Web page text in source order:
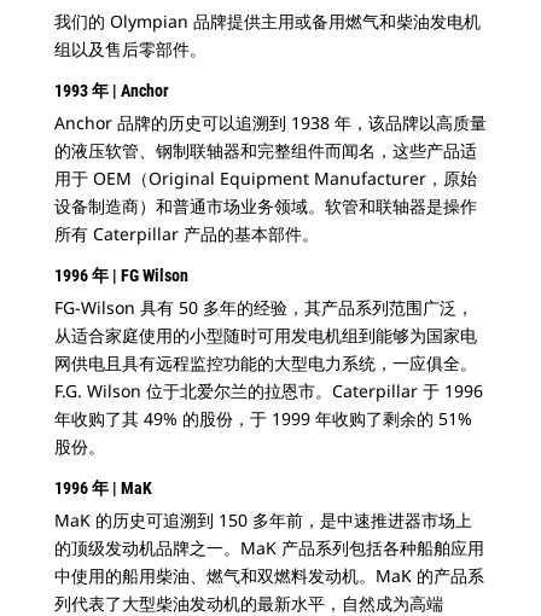
我们的 Olympian 品牌提供主用或备用燃气和柴油发电机
组以及售后零部件。
1993 年 | Anchor
Anchor 品牌的历史可以追溯到 1938 年，该品牌以高质量
的液压软管、钢制联轴器和完整组件而闻名，这些产品适
用于 OEM（Original Equipment Manufacturer，原始
设备制造商）和普通市场业务领域。软管和联轴器是操作
所有 Caterpillar 产品的基本部件。
1996 年 | FG Wilson
FG-Wilson 具有 50 多年的经验，其产品系列范围广泛，
从适合家庭使用的小型随时可用发电机组到能够为国家电
网供电且具有远程监控功能的大型电力系统，一应俱全。
F.G. Wilson 位于北爱尔兰的拉恩市。Caterpillar 于 1996
年收购了其 49% 的股份，于 1999 年收购了剩余的 51%
股份。
1996 年 | MaK
MaK 的历史可追溯到 150 多年前，是中速推进器市场上
的顶级发动机品牌之一。MaK 产品系列包括各种船舶应用
中使用的船用柴油、燃气和双燃料发动机。MaK 的产品系
列代表了大型柴油发动机的最新水平，自然成为高端